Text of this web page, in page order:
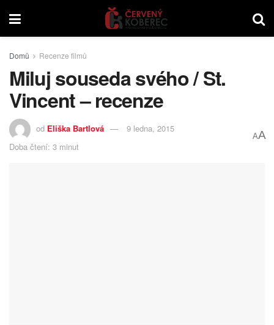
Domů Recenze filmů
Miluj souseda svého / St.
Vincent – recenze
od Eliška Bartlová
9 ledna, 2015
Doba čtení: 3 minut
AA